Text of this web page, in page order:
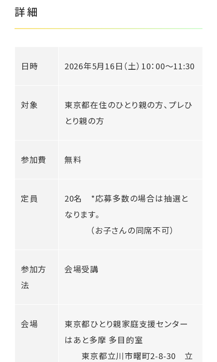
詳細
日時 2026年5月16日（土）10：00〜11:30
対象
東京都在住のひとり親の方、プレひ
とり親の方
参加費 無料
定員
20名 *応募多数の場合は抽選と
なります。
（お子さんの同席不可）
参加方
法
会場受講
会場
東京都ひとり親家庭支援センター
はあと多摩 多目的室
東京都立川市曙町2-8-30 立